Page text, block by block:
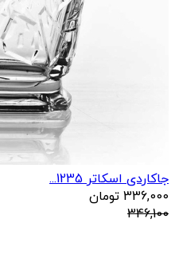
جاکاردی اسکاتر 1235...
336,000 تومان
346,100